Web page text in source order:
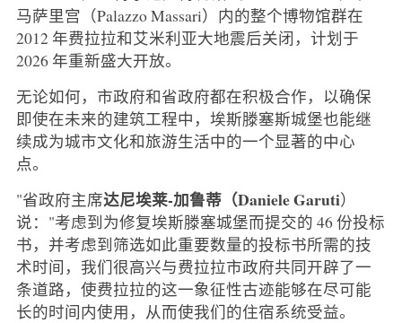
马萨里宫（Palazzo Massari）内的整个博物馆群在
2012 年费拉拉和艾米利亚大地震后关闭，计划于
2026 年重新盛大开放。
无论如何，市政府和省政府都在积极合作，以确保
即使在未来的建筑工程中，埃斯滕塞斯城堡也能继
续成为城市文化和旅游生活中的一个显著的中心
点。
"省政府主席达尼埃莱-加鲁蒂（Daniele Garuti）
说："考虑到为修复埃斯滕塞城堡而提交的 46 份投标
书，并考虑到筛选如此重要数量的投标书所需的技
术时间，我们很高兴与费拉拉市政府共同开辟了一
条道路，使费拉拉的这一象征性古迹能够在尽可能
长的时间内使用，从而使我们的住宿系统受益。